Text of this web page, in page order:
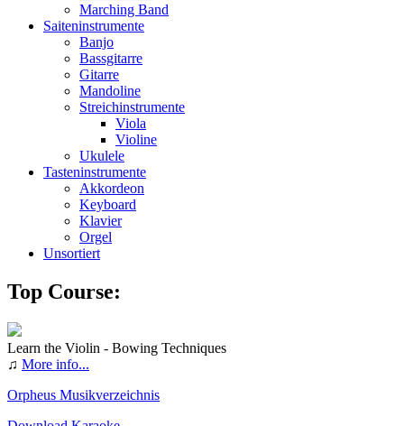
Marching Band
Saiteninstrumente
Banjo
Bassgitarre
Gitarre
Mandoline
Streichinstrumente
Viola
Violine
Ukulele
Tasteninstrumente
Akkordeon
Keyboard
Klavier
Orgel
Unsortiert
Top Course:
Learn the Violin - Bowing Techniques
♫ More info...
Orpheus Musikverzeichnis